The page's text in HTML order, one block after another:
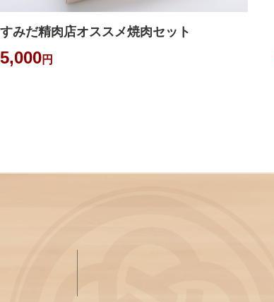
すみだ精肉店オススメ焼肉セット
5,000円